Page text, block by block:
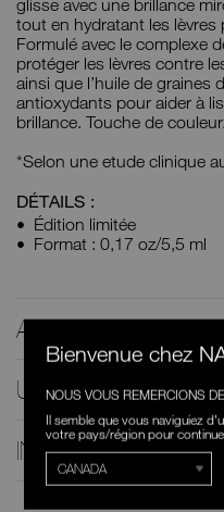
glisse avec une brillance
tout en hydratant les lèvres
Formulé avec le complexe
protéger les lèvres contre
ainsi que l’huile de graines
antioxydants pour aider à
brillance. Touche de
*Selon une etude clinique
DÉTAILS :
Édition limitée
Format : 0,17 oz/5,5 ml
AVANTAGES
UTILISATION
INGRÉDIENTS
Bienvenue chez
NOUS VOUS REMERCIONS
Il semble que vous naviguiez
votre pays/région pour